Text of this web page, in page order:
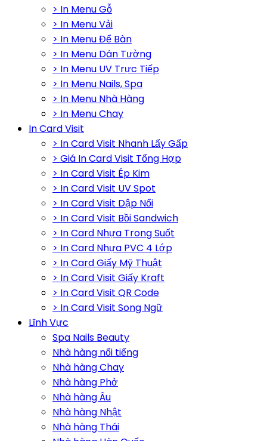
> In Menu Gỗ
> In Menu Vải
> In Menu Để Bàn
> In Menu Dán Tường
> In Menu UV Trực Tiếp
> In Menu Nails, Spa
> In Menu Nhà Hàng
> In Menu Chay
In Card Visit
> In Card Visit Nhanh Lấy Gấp
> Giá In Card Visit Tổng Hợp
> In Card Visit Ép Kim
> In Card Visit UV Spot
> In Card Visit Dập Nổi
> In Card Visit Bồi Sandwich
> In Card Nhựa Trong Suốt
> In Card Nhựa PVC 4 Lớp
> In Card Giấy Mỹ Thuật
> In Card Visit Giấy Kraft
> In Card Visit QR Code
> In Card Visit Song Ngữ
Lĩnh Vực
Spa Nails Beauty
Nhà hàng nổi tiếng
Nhà hàng Chay
Nhà hàng Phở
Nhà hàng Âu
Nhà hàng Nhật
Nhà hàng Thái